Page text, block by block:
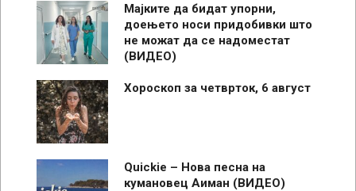
Мајките да бидат упорни,
доењето носи придобивки што
не можат да се надоместат
(ВИДЕО)
Хороскоп за четврток, 6 август
Quickie – Нова песна на
кумановец Аиман (ВИДЕО)